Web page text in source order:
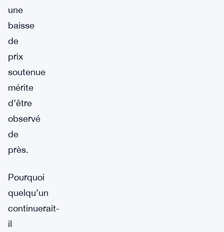
une
baisse
de
prix
soutenue
mérite
d’être
observé
de
près.
Pourquoi
quelqu’un
continuerait-
il